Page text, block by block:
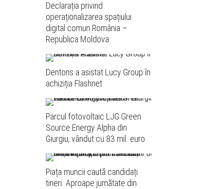
Declarația privind
operaționalizarea spațiului
digital comun România –
Republica Moldova
Dentons a asistat Lucy Group în
achiziția Flashnet
Parcul fotovoltaic LJG Green
Source Energy Alpha din
Giurgiu, vândut cu 83 mil. euro
Piața muncii caută candidați
tineri. Aproape jumătate din